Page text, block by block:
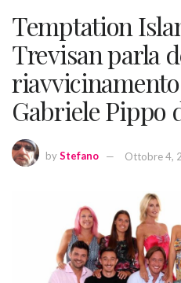
Temptation
Trevisan parla
riavvicinamento
Gabriele Pippo
byStefano Ottobre 4,